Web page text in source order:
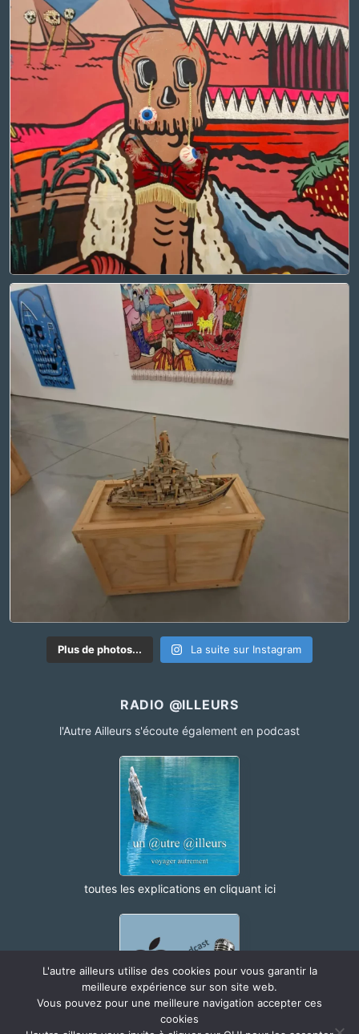
Plus de photos... La suite sur Instagram
RADIO @ILLEURS
l'Autre Ailleurs s'écoute également en podcast
toutes les explications en cliquant ici
L'autre ailleurs utilise des cookies pour vous garantir la
meilleure expérience sur son site web.
Vous pouvez pour une meilleure navigation accepter ces
cookies